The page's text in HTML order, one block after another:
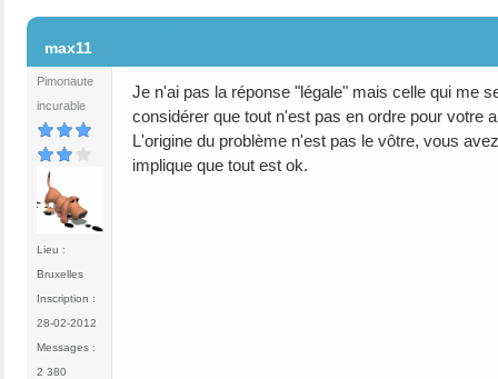
max11
Pimonaute
incurable
Lieu :
Bruxelles
Inscription :
28-02-2012
Messages :
2 380
Je n'ai pas la réponse "légale" mais celle qui me
considérer que tout n'est pas en ordre pour votre
L'origine du problème n'est pas le vôtre, vous
implique que tout est ok.